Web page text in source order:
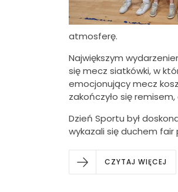
atmosferę.
Największym
się mecz siatkówki, w
emocjonujący mecz
zakończyło się
Dzień Sportu był
wykazali się duchem fair
CZYTAJ WIĘCEJ